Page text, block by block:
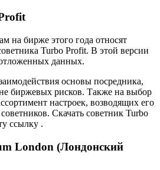
на бирже этого года относят
Turbo Profit. В этой версии
данных.
основы посредника,
биржевых рисков. Также на выбор
настроек, возводящих его
Скачать советник Turbo
ссылку .
London (Лондонский